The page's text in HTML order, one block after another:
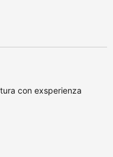
con exsperienza